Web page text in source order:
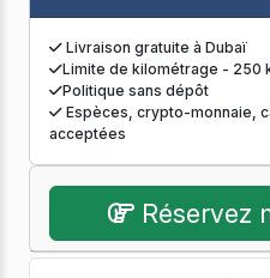
Livraison gratuite à Dubaï
Limite de kilométrage - 250
Politique sans dépôt
Espèces, crypto-monnaie,
acceptées
Réservez